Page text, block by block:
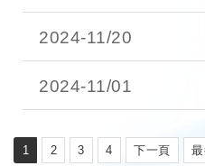
2024-11/20
2024-11/01
1 2 3 4 下一頁